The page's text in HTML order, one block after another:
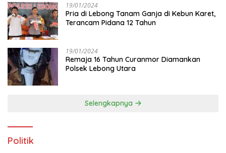
19/01/2024
Pria di Lebong Tanam Ganja di Kebun Karet,
Terancam Pidana 12 Tahun
19/01/2024
Remaja 16 Tahun Curanmor Diamankan
Polsek Lebong Utara
Selengkapnya
Politik